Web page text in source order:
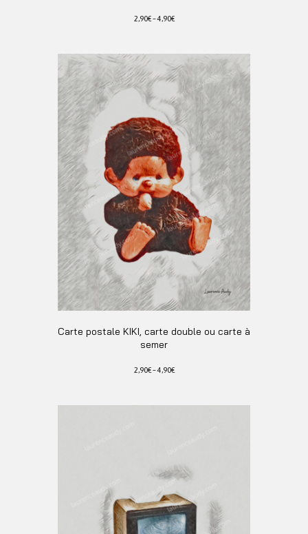
2,90€–4,90€
plusieurs
variations.
Les
options
peuvent
être
choisies
sur
la
page
du
produit
Carte postale KIKI, carte double ou carte à
semer
2,90€–4,90€
options
peuvent
être
choisies
sur